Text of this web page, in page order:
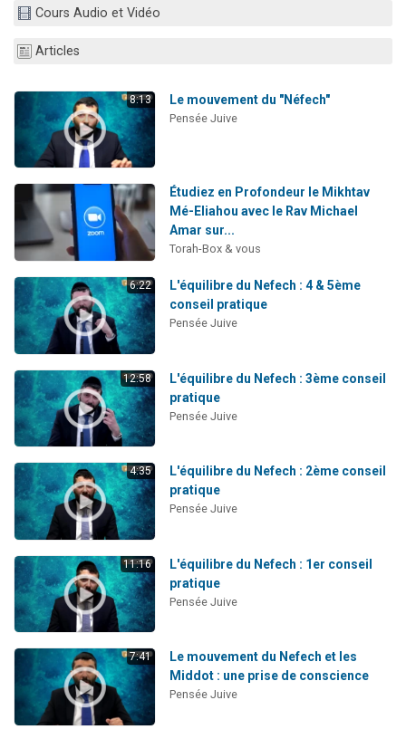
Dovan vient de donner son Maasser
Malgorzata vient de donner son Maasser
Cours Audio et Vidéo
Articles
8:13 Le mouvement du "Néfech"
Pensée Juive
Étudiez en Profondeur le Mikhtav
Mé-Eliahou avec le Rav Michael
Amar sur...
Torah-Box & vous
6:22
L'équilibre du Nefech : 4 & 5ème
conseil pratique
Pensée Juive
12:58
L'équilibre du Nefech : 3ème conseil
pratique
Pensée Juive
4:35
L'équilibre du Nefech : 2ème conseil
pratique
Pensée Juive
11:16
L'équilibre du Nefech : 1er conseil
pratique
Pensée Juive
7:41
Le mouvement du Nefech et les
Middot : une prise de conscience
Pensée Juive